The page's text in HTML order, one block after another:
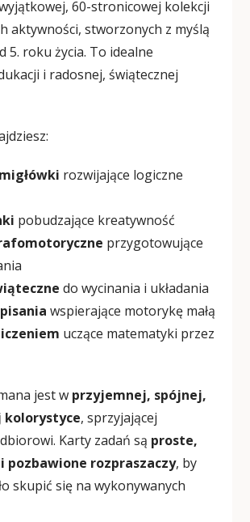
60-stronicowej kolekcji
aktywności, stworzonych z myślą
5. roku życia. To idealne
i radosnej, świątecznej
rozwijające logiczne
pobudzające kreatywność
przygotowujące
do wycinania i układania
wspierające motorykę małą
uczące matematyki przez
jest w przyjemnej, spójnej,
kolorystyce, sprzyjającej
Karty zadań są proste,
pozbawione rozpraszaczy, by
skupić się na wykonywanych